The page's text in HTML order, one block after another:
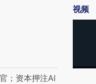
；资本押注AI
视频